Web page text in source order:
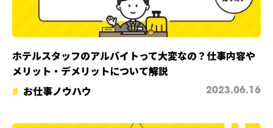
ホテルスタッフのアルバイトって大変なの？仕事内容や
メリット・デメリットについて解説
お仕事ノウハウ
2023.06.16